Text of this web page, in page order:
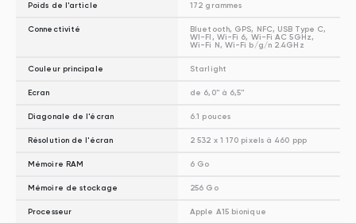
Poids de l'article 172 grammes
Connectivité
Bluetooth, GPS, NFC, USB Type C,
WI-FI, Wi-Fi 6, Wi-Fi AC 5GHz,
Wi-Fi N, Wi-Fi b/g/n 2.4GHz
Couleur principale Starlight
Ecran de 6,0" à 6,5"
Diagonale de l'écran 6.1 pouces
Résolution de l'écran 2 532 x 1 170 pixels à 460 ppp
Mémoire RAM 6 Go
Mémoire de stockage 256 Go
Processeur Apple A15 bionique